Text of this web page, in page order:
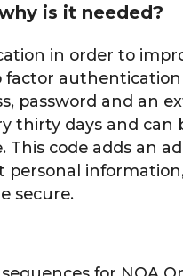
is it needed?
in order to
factor
password and an
thirty days and can
This code adds an
personal
secure.